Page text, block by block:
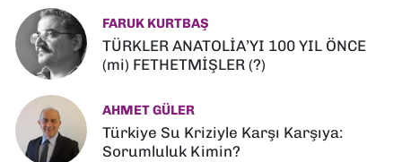
FARUK KURTBAŞ
TÜRKLER ANATOLİA’YI 100 YIL ÖNCE
(mi) FETHETMİŞLER (?)
AHMET GÜLER
Türkiye Su Kriziyle Karşı Karşıya:
Sorumluluk Kimin?